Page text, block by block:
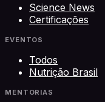
Science News
Certificações
EVENTOS
Todos
Nutrição Brasil
MENTORIAS